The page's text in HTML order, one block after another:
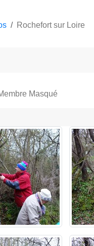
Rochefort sur Loire
Masqué